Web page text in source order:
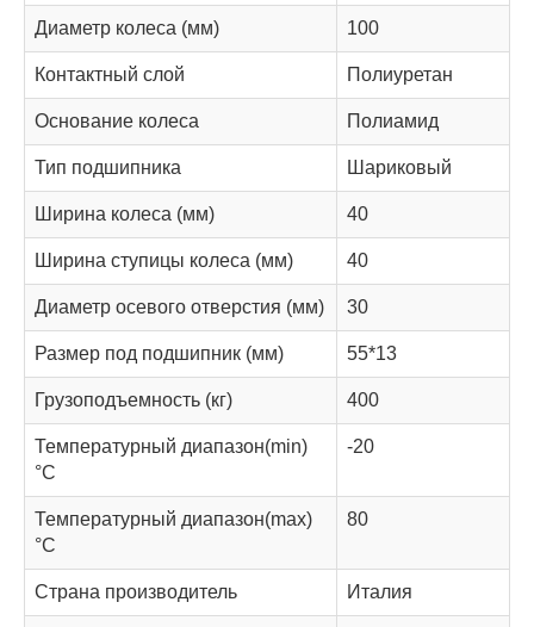
Диаметр колеса (мм) 100
Контактный слой Полиуретан
Основание колеса Полиамид
Тип подшипника Шариковый
Ширина колеса (мм) 40
Ширина ступицы колеса (мм) 40
Диаметр осевого отверстия (мм) 30
Размер под подшипник (мм) 55*13
Грузоподъемность (кг) 400
Температурный диапазон(min)
°C
-20
Температурный диапазон(max)
°C
80
Страна производитель Италия